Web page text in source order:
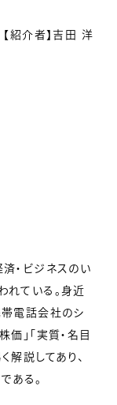
【紹介者】吉田 洋
済・ビジネスのい
れている。身近
帯電話会社のシ
価」「実質・名目
解説してあり、
ある。